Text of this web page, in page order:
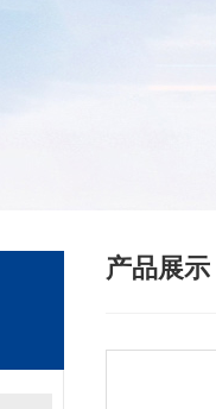
产品展示